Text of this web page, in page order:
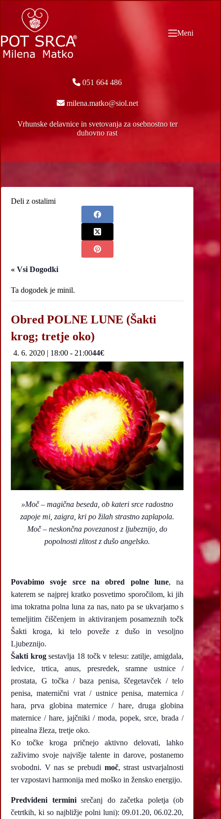
content
Meni
051 664 486
milena.matko@siol.net
Vrhunske delavnice in svetovanja za osebnostno ter
duhovno rast
Deli z ostalimi
« Vsi Dogodki
Ta dogodek je minil.
Obred POLNE LUNE (Šakti
krog; tretje oko)
4. 6. 2020 | 18:00 - 21:0044€
»Moč – magična beseda, ob kateri srce radostno
zapoje mi, zaigra, kri po žilah strastno zaplapola.
Moč – neskončna povezanost z ljubeznijo, do
popolnosti zlitost z dušo angelsko.
Povabimo svoje srce na obred polne lune, na
katerem se najprej kratko posvetimo sporočilom, ki jih
ima tokratna polna luna za nas, nato pa se ukvarjamo s
temeljitim čiščenjem in aktiviranjem posameznih točk
Šakti kroga, ki telo poveže z dušo in vesoljno
Ljubeznijo.
Šakti krogsestavlja 18 točk v telesu: zatilje, amigdala,
ledvice, trtica, anus, presredek, sramne ustnice /
prostata, G točka / baza penisa, ščegetavček / telo
penisa, maternični vrat / ustnice penisa, maternica /
hara, prva globina maternice / hare, druga globina
maternice / hare, jajčniki / moda, popek, srce, brada /
pinealna žleza, tretje oko.
Ko točke kroga pričnejo aktivno delovati, lahko
zaživimo svoje najvišje talente in darove, postanemo
svobodni. V nas se prebudi moč, strast ustvarjalnosti
ter vzpostavi harmonija med moško in žensko energijo.
Predvideni terminisrečanj do začetka poletja (ob
četrtkih, ki so najbližje polni luni): 09.01.20, 06.02.20,